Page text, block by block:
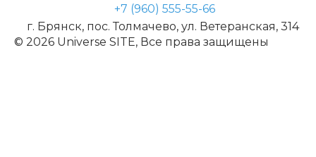
+7 (960) 555-55-66
г. Брянск, пос. Толмачево, ул. Ветеранская, 314
© 2026 Universe SITE, Все права защищены